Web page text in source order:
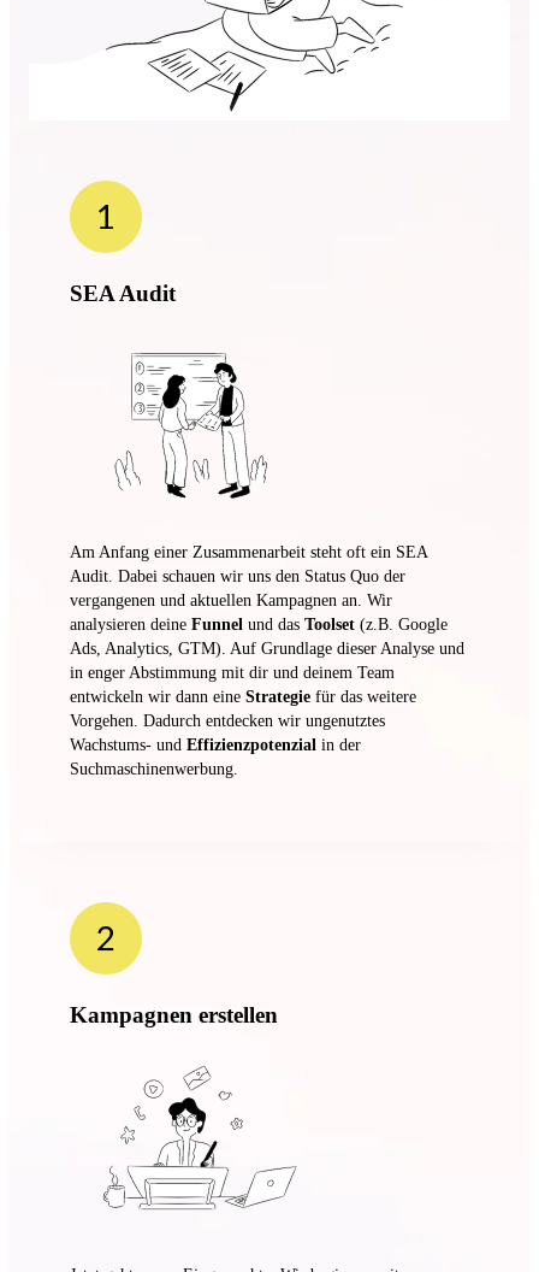
SEA Audit
Am Anfang einer Zusammenarbeit steht oft ein SEA
Audit. Dabei schauen wir uns den Status Quo der
vergangenen und aktuellen Kampagnen an. Wir
analysieren deine Funnel und das Toolset (z.B. Google
Ads, Analytics, GTM). Auf Grundlage dieser Analyse und
in enger Abstimmung mit dir und deinem Team
entwickeln wir dann eine Strategie für das weitere
Vorgehen. Dadurch entdecken wir ungenutztes
Wachstums- und Effizienzpotenzial in der
Suchmaschinenwerbung.
Kampagnen erstellen